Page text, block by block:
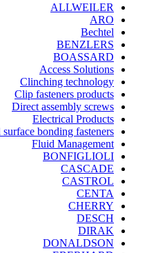
ALLWEILER
ARO
Bechtel
BENZLERS
BOASSARD
Access Solutions
Clinching technology
Clip fasteners products
Direct assembly screws
Electrical Products
bonding fasteners
Fluid Management
BONFIGLIOLI
CASCADE
CASTROL
CENTA
CHERRY
DESCH
DIRAK
DONALDSON